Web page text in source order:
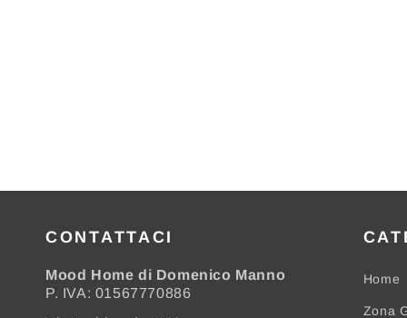
CONTATTACI
Mood Home di Domenico Manno
P. IVA: 01567770886
Home
Zona